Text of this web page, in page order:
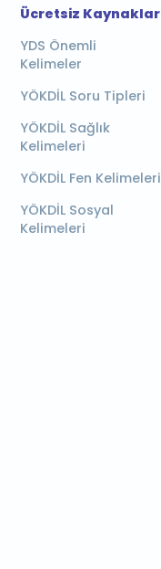
Ücretsiz Kaynaklar
YDS Önemli
Kelimeler
YÖKDİL Soru Tipleri
YÖKDİL Sağlık
Kelimeleri
YÖKDİL Fen Kelimeleri
YÖKDİL Sosyal
Kelimeleri